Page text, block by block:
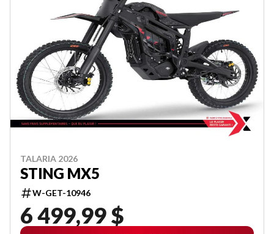
TALARIA 2026
STING MX5
W-GET-10946
6 499,99 $